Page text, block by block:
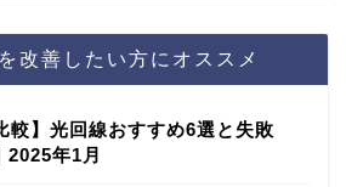
改善したい方にオススメ
較】光回線おすすめ6選と失敗
2025年1月